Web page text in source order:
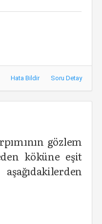
Hata Bildir Soru Detay
gözlem
köküne eşit